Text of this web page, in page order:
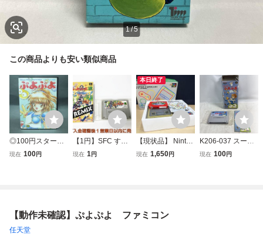
1/5
この商品よりも安い類似商品
◎100円スター
ト！メガドライ
現在 100円
【1円】SFC すー
ぱーぷよぷよ通リ
現在 1円
本日終了
【現状品】 Ninten
do ニンテンドー S
現在 1,650円
K206-037 スーパ
ーファミコン す〜
現在 100円
【動作未確認】ぷよぷよ ファミコン
任天堂